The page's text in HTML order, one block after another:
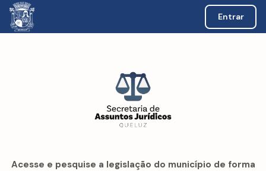
Entrar
Acesse e pesquise a legislação do município de forma